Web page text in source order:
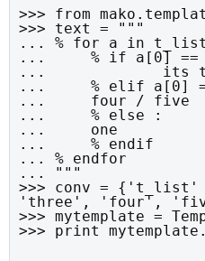
>>> from
>>> text = """
... % for a in
... 	% if a[0] == 't' :
... 		its two or three
... 	% elif a[0] == 'f' :
... 	four / five
... 	% else :
... 	one
... 	% endif
... % endfor
... """
>>> conv =
'three', 'four',
>>> mytemplate =
>>> print